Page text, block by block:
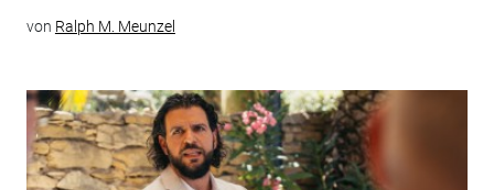
von Ralph M. Meunzel